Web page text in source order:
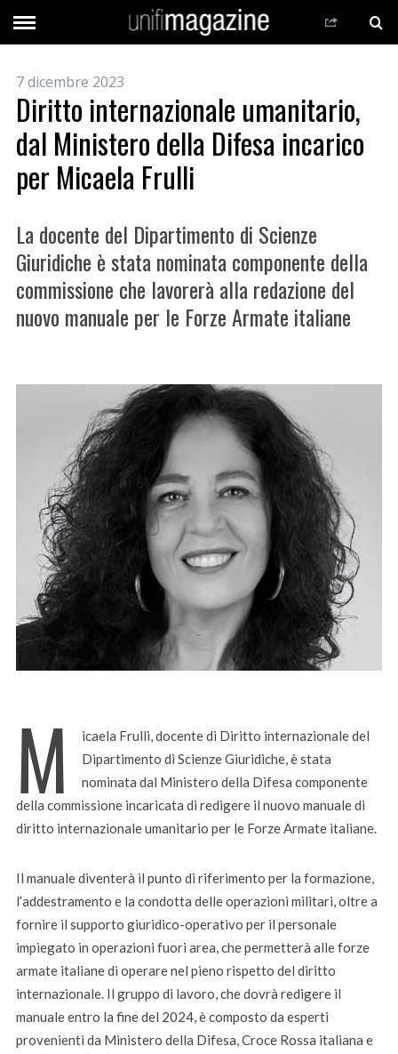
7 dicembre 2023
Diritto internazionale umanitario,
dal Ministero della Difesa incarico
per Micaela Frulli
La docente del Dipartimento di Scienze
Giuridiche è stata nominata componente della
commissione che lavorerà alla redazione del
nuovo manuale per le Forze Armate italiane
M
icaela Frulli, docente di Diritto internazionale del
Dipartimento di Scienze Giuridiche, è stata
nominata dal Ministero della Difesa componente
della commissione incaricata di redigere il nuovo manuale di
diritto internazionale umanitario per le Forze Armate italiane.
Il manuale diventerà il punto di riferimento per la formazione,
l’addestramento e la condotta delle operazioni militari, oltre a
fornire il supporto giuridico-operativo per il personale
impiegato in operazioni fuori area, che permetterà alle forze
armate italiane di operare nel pieno rispetto del diritto
internazionale. Il gruppo di lavoro, che dovrà redigere il
manuale entro la fine del 2024, è composto da esperti
provenienti da Ministero della Difesa, Croce Rossa italiana e